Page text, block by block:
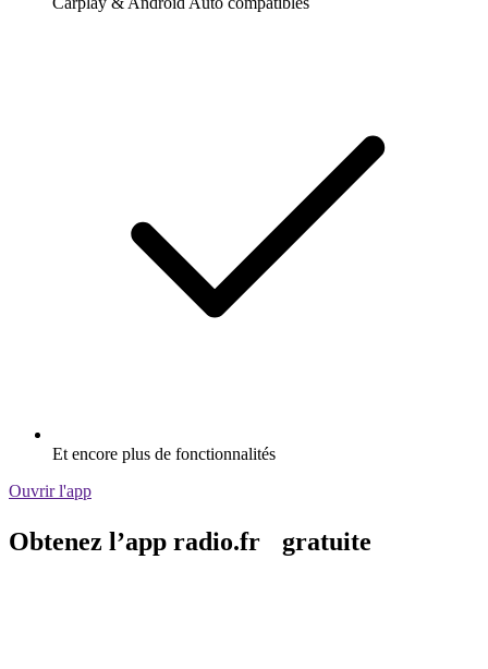
Et encore plus de fonctionnalités
Ouvrir l'app
Obtenez l’app radio.fr gratuite